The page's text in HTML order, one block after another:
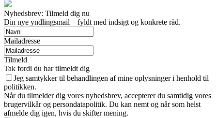
Nyhedsbrev: Tilmeld dig nu
Din nye yndlingsmail – fyldt med indsigt og konkrete råd.
Mailadresse
Tilmeld
Tak fordi du har tilmeldt dig
Jeg samtykker til behandlingen af mine oplysninger i henhold til
politikken.
Når du tilmelder dig vores nyhedsbrev, accepterer du samtidig vores
brugervilkår og persondatapolitik. Du kan nemt og når som helst
afmelde dig igen, hvis du skifter mening.